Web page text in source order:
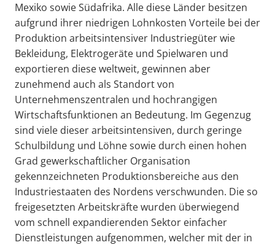
Mexiko sowie Südafrika. Alle diese Länder besitzen
aufgrund ihrer niedrigen Lohnkosten Vorteile bei der
Produktion arbeitsintensiver Industriegüter wie
Bekleidung, Elektrogeräte und Spielwaren und
exportieren diese weltweit, gewinnen aber
zunehmend auch als Standort von
Unternehmenszentralen und hochrangigen
Wirtschaftsfunktionen an Bedeutung. Im Gegenzug
sind viele dieser arbeitsintensiven, durch geringe
Schulbildung und Löhne sowie durch einen hohen
Grad gewerkschaftlicher Organisation
gekennzeichneten Produktionsbereiche aus den
Industriestaaten des Nordens verschwunden. Die so
freigesetzten Arbeitskräfte wurden überwiegend
vom schnell expandierenden Sektor einfacher
Dienstleistungen aufgenommen, welcher mit der in